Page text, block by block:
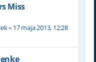
Miss
« 17 maja 2013, 12:28